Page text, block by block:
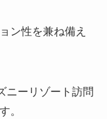
ン性を兼ね備え
ニーリゾート訪問
。